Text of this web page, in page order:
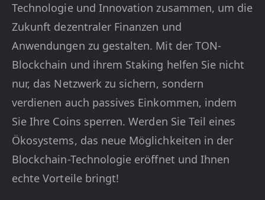
Technologie und Innovation zusammen, um die
Zukunft dezentraler Finanzen und
Anwendungen zu gestalten. Mit der TON-
Blockchain und ihrem Staking helfen Sie nicht
nur, das Netzwerk zu sichern, sondern
verdienen auch passives Einkommen, indem
Sie Ihre Coins sperren. Werden Sie Teil eines
Ökosystems, das neue Möglichkeiten in der
Blockchain-Technologie eröffnet und Ihnen
echte Vorteile bringt!